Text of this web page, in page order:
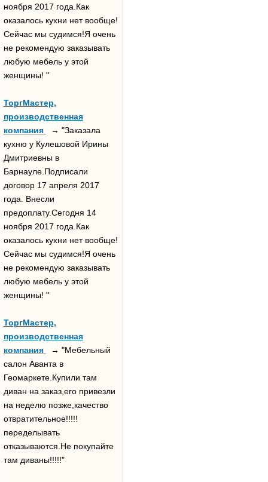
ноября 2017 года.Как
оказалось кухни нет вообще!
Сейчас мы судимся!Я очень
не рекомендую заказывать
любую мебель у этой
женщины! "
ТоргМастер,
производственная
компания
→ "Заказала
кухню у Кулешовой Ирины
Дмитриевны в
Барнауле.Подписали
договор 17 апреля 2017
года. Внесли
предоплату.Сегодня 14
ноября 2017 года.Как
оказалось кухни нет вообще!
Сейчас мы судимся!Я очень
не рекомендую заказывать
любую мебель у этой
женщины! "
ТоргМастер,
производственная
компания
→ "Мебельный
салон Аванта в
Геомаркете.Купили там
диван на заказ,его привезли
на неделю позже,качество
отвратительное!!!!!
переделывать
отказываются.Не покупайте
там диваны!!!!!"